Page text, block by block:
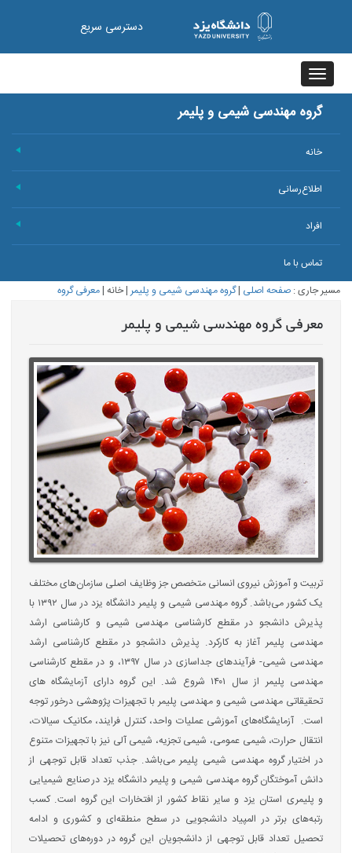
دسترسی سریع
Toggle
navigation
گروه مهندسی شیمی و پلیمر
خانه
اطلاع‌رسانی
افراد
تماس با ما
مسیر جاری :صفحه اصلی |گروه مهندسی شیمی و پلیمر|خانه|معرفی گروه
معرفی گروه مهندسی شیمی و پلیمر
تربیت و آموزش نیروی انسانی متخصص جز وظایف اصلی سازمان‌های مختلف
یک کشور می‌باشد. گروه مهندسی شیمی و پلیمر دانشگاه یزد در سال ۱۳۹۲ با
پذیرش دانشجو در مقطع کارشناسی مهندسی شیمی و کارشناسی ارشد
مهندسی پلیمر آغاز به کارکرد. پذیرش دانشجو در مقطع کارشناسی ارشد
مهندسی شیمی- فرآیندهای جداسازی در سال ۱۳۹۷، و در مقطع کارشناسی
مهندسی پلیمر از سال ۱۴۰۱ شروع شد. این گروه دارای آزمایشگاه های
تحقیقاتی مهندسی شیمی و مهندسی پلیمر با تجهیزات پژوهشی درخور توجه
است. آزمایشگاه‌های آموزشی عملیات واحد، کنترل فرایند، مکانیک سیالات،
انتقال حرارت، شیمی عمومی، شیمی تجزیه، شیمی آلی نیز با تجهیزات متنوع
در اختیار گروه مهندسی شیمی پلیمر می‌باشد. جذب تعداد قابل توجهی از
دانش آموختگان گروه مهندسی شیمی و پلیمر دانشگاه یزد در صنایع شیمیایی
و پلیمری استان یزد و سایر نقاط کشور از افتخارات این گروه است. کسب
رتبه‌های برتر در المپیاد دانشجویی در سطح منطقه‌ای و کشوری و ادامه
تحصیل تعداد قابل توجهی از دانشجویان این گروه در دوره‌های تحصیلات